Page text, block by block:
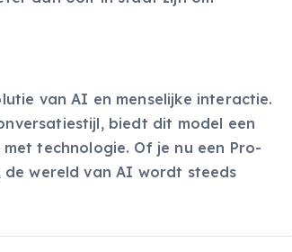
van AI en menselijke interactie.
biedt dit model een
technologie. Of je nu een Pro-
wereld van AI wordt steeds